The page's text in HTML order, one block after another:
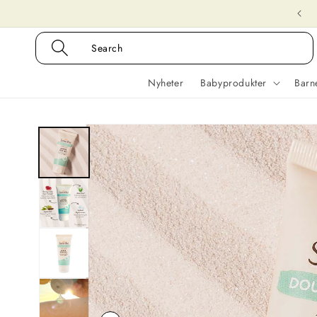
innholdet
Search
Nyheter Babyprodukter
Hopp til
produktinformasjon